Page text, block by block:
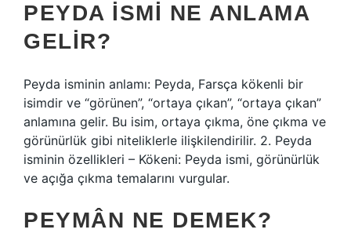
PEYDA ISMI NE ANLAMA
GELIR?
Peyda isminin anlamı: Peyda, Farsça kökenli bir
isimdir ve “görünen”, “ortaya çıkan”, “ortaya çıkan”
anlamına gelir. Bu isim, ortaya çıkma, öne çıkma ve
görünürlük gibi niteliklerle ilişkilendirilir. 2. Peyda
isminin özellikleri – Kökeni: Peyda ismi, görünürlük
ve açığa çıkma temalarını vurgular.
PEYMÂN NE DEMEK?